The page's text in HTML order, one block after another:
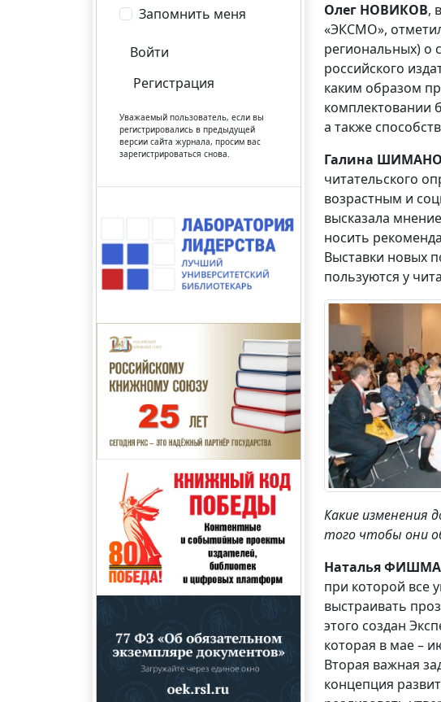
Запомнить меня
Войти
Регистрация
Уважаемый пользователь, если вы
регистрировались в предыдущей
версии сайта журнала, просим вас
зарегистрироваться снова.
Олег НОВИКОВ,
«ЭКСМО»,
региональных) о
российского
каким образом
комплектовании
а также
Галина
читательского
возрастным и
высказала
носить
Выставки новых
пользуются у
Какие изменения
того чтобы они
Наталья
при которой все
выстраивать
этого создан
которая в мае –
Вторая важная
концепция